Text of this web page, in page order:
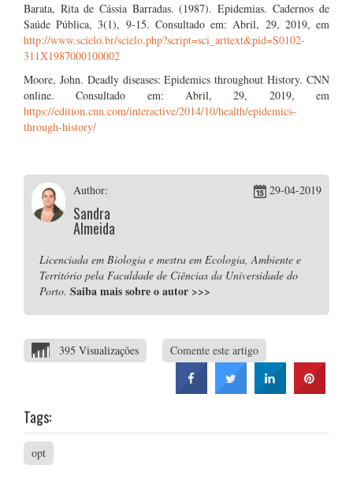
Barata, Rita de Cássia Barradas. (1987). Epidemias. Cadernos de
Saúde Pública, 3(1), 9-15. Consultado em: Abril, 29, 2019, em
http://www.scielo.br/scielo.php?script=sci_arttext&pid=S0102-
311X1987000100002
Moore, John. Deadly diseases: Epidemics throughout History. CNN
online. Consultado em: Abril, 29, 2019, em
https://edition.cnn.com/interactive/2014/10/health/epidemics-
through-history/
Author:
Sandra
Almeida
29-04-2019
Licenciada em Biologia e mestra em Ecologia, Ambiente e
Território pela Faculdade de Ciências da Universidade do
Porto. Saiba mais sobre o autor >>>
395 Visualizações Comente este artigo
Tags:
opt